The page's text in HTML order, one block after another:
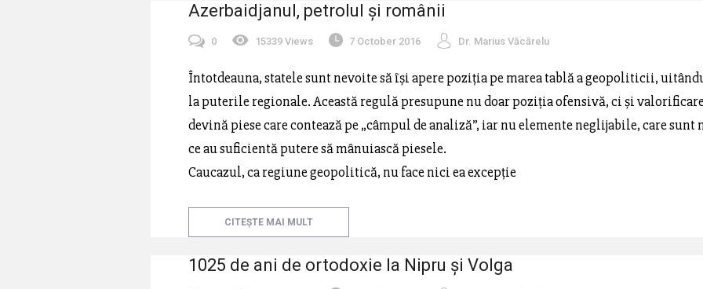
Azerbaidjanul, petrolul și românii
0 15339 Views 7 October 2016 Dr. Marius Văcărelu
Întotdeauna, statele sunt nevoite să își apere poziția pe marea tablă a geopoliticii,
la puterile regionale. Această regulă presupune nu doar poziția ofensivă, ci și
devină piese care contează pe „câmpul de analiză”, iar nu elemente neglijabile, care
ce au suficientă putere să mânuiască piesele.
Caucazul, ca regiune geopolitică, nu face nici ea excepție
CITEȘTE MAI MULT
1025 de ani de ortodoxie la Nipru și Volga